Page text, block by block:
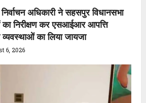
अधिकारी ने सहसपुर विधानसभा
का निरीक्षण कर एसआईआर आपत्ति
व्यवस्थाओं का लिया जायजा
6, 2026